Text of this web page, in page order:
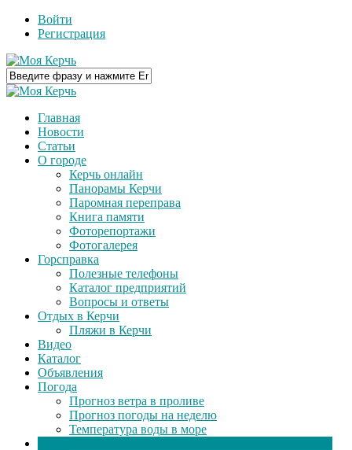
Войти
Регистрация
Главная
Новости
Статьи
О городе
Керчь онлайн
Панорамы Керчи
Паромная переправа
Книга памяти
Фоторепортажи
Фотогалерея
Горсправка
Полезные телефоны
Каталог предприятий
Вопросы и ответы
Отдых в Керчи
Пляжи в Керчи
Видео
Каталог
Объявления
Погода
Прогноз ветра в проливе
Прогноз погоды на неделю
Температура воды в море